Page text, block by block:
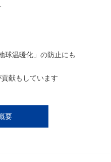
球温暖化」の防止にも
献もしています
要